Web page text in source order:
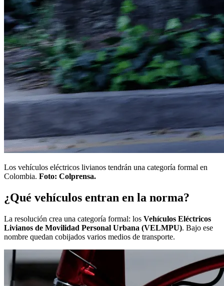
Los vehículos eléctricos livianos tendrán una categoría formal en
Colombia. Foto: Colprensa.
¿Qué vehículos entran en la norma?
La resolución crea una categoría formal: los Vehículos Eléctricos
Livianos de Movilidad Personal Urbana (VELMPU). Bajo ese
nombre quedan cobijados varios medios de transporte.